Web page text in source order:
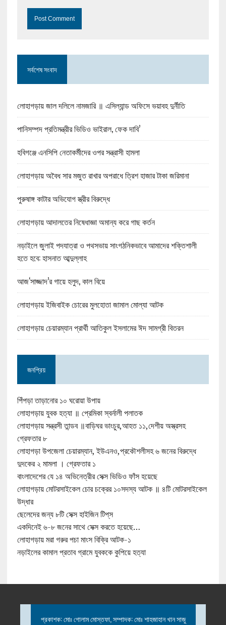
সর্বশেষ সংবাদ
লোহাগড়ায় জাল দলিলে নামজারি ॥ এসিল্যান্ড অফিসে ভয়াবহ দুর্নীতি
পানিসম্পদ প্রতিমন্ত্রীর ভিডিও ভাইরাল, ফেক দাবি’
হবিগঞ্জে এনসিপি নেতাকর্মীদের ওপর সন্ত্রাসী হামলা
লোহাগড়ায় অবৈধ সার মজুত রাখার অপরাধে ত্রিশ হাজার টাকা জরিমানা
পুরুষাঙ্গ কাটার অভিযোগ স্ত্রীর বিরুদ্ধে
লোহাগড়ায় আদালতের নিষেধাজ্ঞা অমান্য করে গাছ কর্তন
নড়াইলে জুলাই পদযাত্রা ও পথসভায় সাংগঠনিকভাবে আমাদের শক্তিশালী
হতে হবে: হাসনাত আব্দুল্লাহ
আজ‘সাজ্জাদ’র গায়ে হলুদ, কাল বিয়ে
লোহাগড়ায় ইজিবাইক চোরের মুলহোতা জামাল মোল্যা আটক
লোহাগড়ায় চেয়ারম্যান প্রার্থী আতিকুল ইসলামের ঈদ সামগ্রী বিতরন
জনপ্রিয়
পিঁপড়া তাড়ানোর ১০ ঘরোয়া উপায়
লোহাগড়ায় যুবক হত্যা ॥ প্রেমিকা স্বর্নালী পলাতক
লোহাগড়ায় সন্ত্রসী তান্ডব ॥বাড়িঘর ভাংচুর,আহত ১১,দেশীয় অস্ত্রসহ
গ্রেফতার ৮
লোহাগড়া উপজেলা চেয়ারম্যান, ইউএনও,প্রকৌশলীসহ ৬ জনের বিরুদ্ধে
দুদকের ২ মামলা । গ্রেফতার ১
বাংলাদেশের যে ১৪ অভিনেত্রীর সেক্স ভিডিও ফাঁস হয়েছে
লোহাগড়ায় মোটরসাইকেল চোর চক্রের ১০সদস্য আটক ॥ ৪টি মোটরসাইকেল
উদ্ধার
ছেলেদের জন্য ৮টি সেক্স হাইজিন টিপ্‌স
একদিনেই ৬-৮ জনের সাথে সেক্স করতে হয়েছে…
লোহাগড়ায় মরা গরুর পচা মাংস বিক্রি আটক-১
নড়াইলের কামাল প্রতাব গ্রামে যুবককে কুপিয়ে হত্যা
প্রকাশক: মোঃ গোলাম মোস্তফা, সম্পাদক: মোঃ শাহজাহান খান সাজু